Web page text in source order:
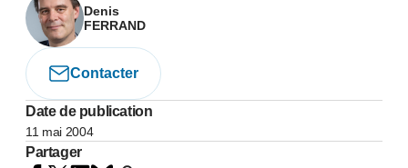
Denis
FERRAND
Contacter
Date de publication
11 mai 2004
Partager